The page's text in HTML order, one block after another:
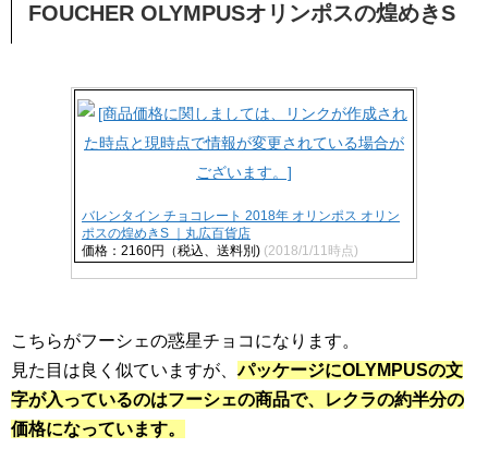
FOUCHER OLYMPUSオリンポスの煌めきS
バレンタイン チョコレート 2018年 オリンポス オリン
ポスの煌めきS ｜丸広百貨店
価格：2160円（税込、送料別) (2018/1/11時点)
こちらがフーシェの惑星チョコになります。
見た目は良く似ていますが、パッケージにOLYMPUSの文
字が入っているのはフーシェの商品で、レクラの約半分の
価格になっています。